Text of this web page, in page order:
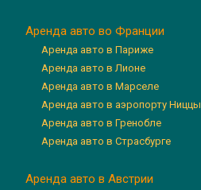
Аренда авто во Франции
Аренда авто в Париже
Аренда авто в Лионе
Аренда авто в Марселе
Аренда авто в аэропорту Ниццы
Аренда авто в Гренобле
Аренда авто в Страсбурге
Аренда авто в Австрии